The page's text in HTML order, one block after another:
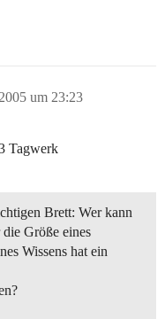
um 23:23
Tagwerk
Brett: Wer kann
Größe eines
Wissens hat ein